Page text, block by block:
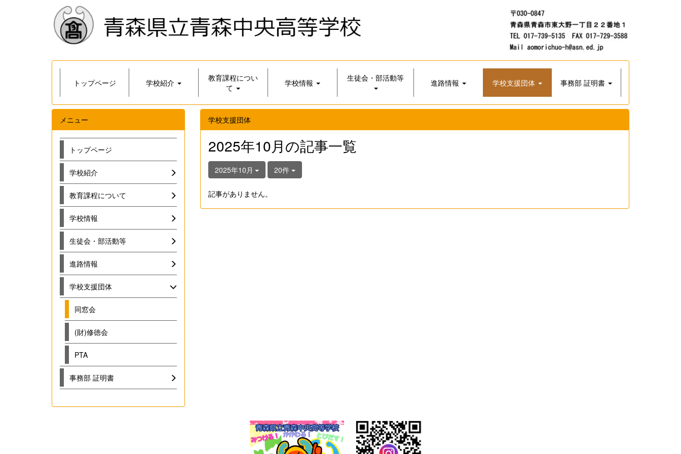
トップページ 学校紹介
教育課程につい
て
学校情報 生徒会・部活動等 進路情報 学校支援団体 事務部 証明書
学校支援団体
2025年10月の記事一覧
2025年10月 20件
記事がありません。
メニュー
トップページ
学校紹介
教育課程について
学校情報
生徒会・部活動等
進路情報
学校支援団体
同窓会
(財)修徳会
PTA
事務部 証明書